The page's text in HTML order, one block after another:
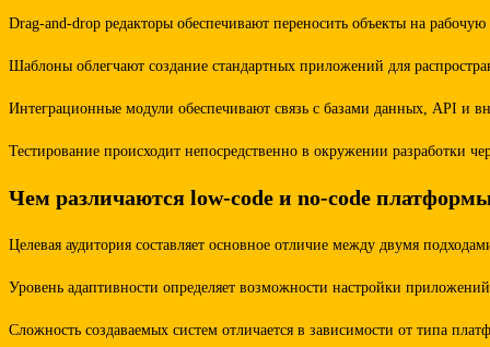
Drag-and-drop редакторы обеспечивают переносить объекты на
Шаблоны облегчают создание стандартных приложений для
Интеграционные модули обеспечивают связь с базами данных, API
Тестирование происходит непосредственно в окружении разработки
Чем различаются low-code и no-code
Целевая аудитория составляет основное отличие между двумя
Уровень адаптивности определяет возможности настройки
Сложность создаваемых систем отличается в зависимости от типа